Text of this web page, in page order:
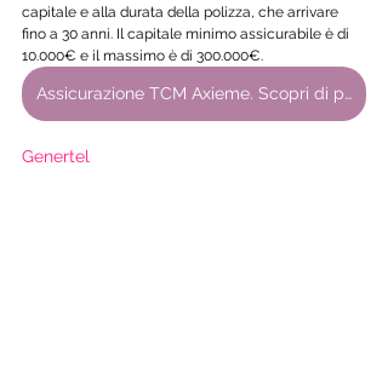
capitale e alla durata della polizza, che arrivare
fino a 30 anni. Il capitale minimo assicurabile è di
10.000€ e il massimo è di 300.000€.
Assicurazione TCM Axieme. Scopri di più
Genertel